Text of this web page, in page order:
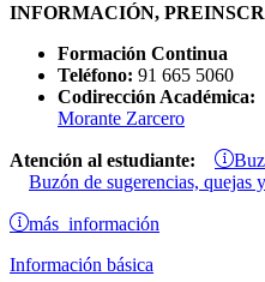
INFORMACIÓN,
Formación Continua
Teléfono: 91 665 5060
Codirección Académica:
Morante Zarcero
Atención al estudiante:
Buzón de sugerencias, quejas
más información
Información básica